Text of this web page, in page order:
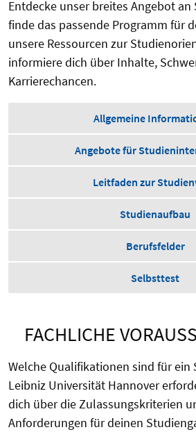
Entdecke unser breites Angebot
finde das passende Programm für
unsere Ressourcen zur
informiere dich über Inhalte,
Karrierechancen.
Allgemeine
Angebote für
Leitfaden zur
Studienaufbau
Berufsfelder
Selbsttest
FACHLICHE
Welche Qualifikationen sind für ein
Leibniz Universität Hannover
dich über die Zulassungskriterien
Anforderungen für deinen